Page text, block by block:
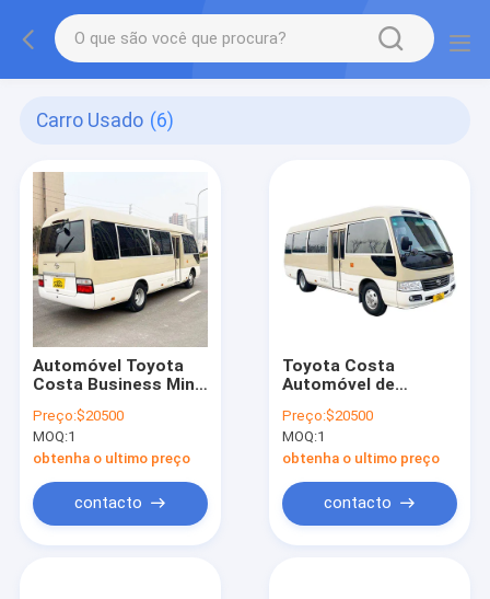
Carro Usado (6)
Automóvel Toyota
Costa Business Mini
automática
Preço:$20500
MOQ:1
obtenha o ultimo preço
contacto
Toyota Costa
Automóvel de
140HP motor L4 Para
viagens de negócios
Preço:$20500
MOQ:1
obtenha o ultimo preço
contacto